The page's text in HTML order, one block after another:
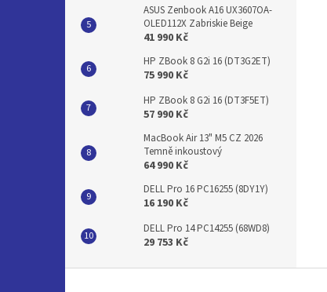
ASUS Zenbook A16 UX3607OA-
OLED112X Zabriskie Beige
41 990 Kč
HP ZBook 8 G2i 16 (DT3G2ET)
75 990 Kč
HP ZBook 8 G2i 16 (DT3F5ET)
57 990 Kč
MacBook Air 13" M5 CZ 2026
Temně inkoustový
64 990 Kč
DELL Pro 16 PC16255 (8DY1Y)
16 190 Kč
DELL Pro 14 PC14255 (68WD8)
29 753 Kč